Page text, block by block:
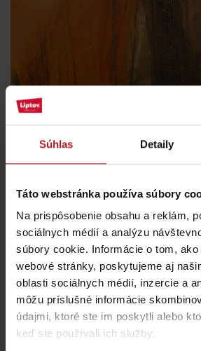
Súhlas Detaily
Táto webstránka používa súbory
Na prispôsobenie obsahu a reklám,
sociálnych médií a analýzu
súbory cookie. Informácie o tom,
webové stránky, poskytujeme aj
oblasti sociálnych médií, inzercie a
môžu príslušné informácie
údajmi, ktoré ste im poskytli alebo
keď ste používali ich služby.
Všetky zážitky